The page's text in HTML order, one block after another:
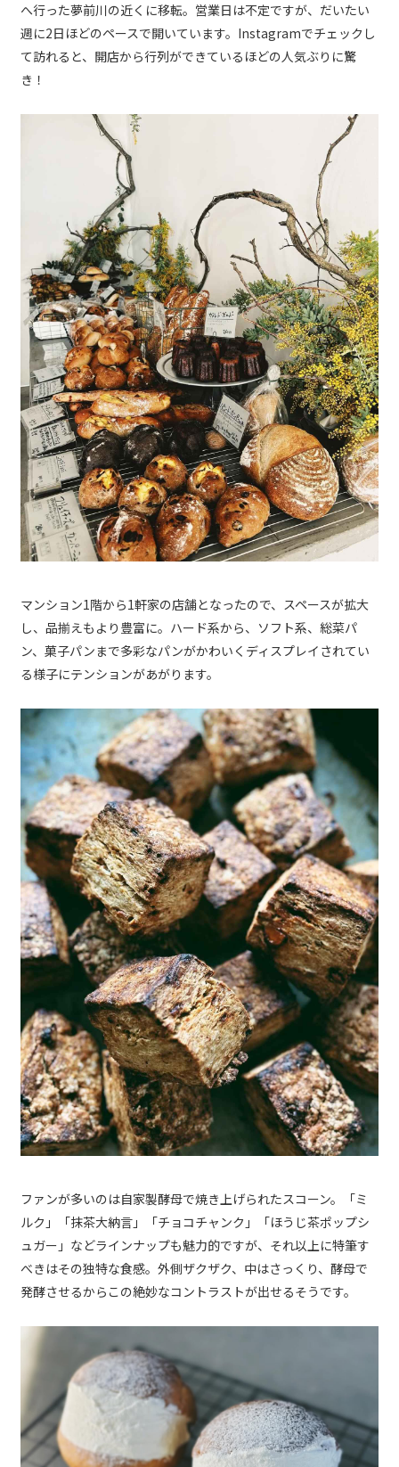
へ行った夢前川の近くに移転。営業日は不定ですが、だいたい
週に2日ほどのペースで開いています。Instagramでチェックし
て訪れると、開店から行列ができているほどの人気ぶりに驚
き！
マンション1階から1軒家の店舗となったので、スペースが拡大
し、品揃えもより豊富に。ハード系から、ソフト系、総菜パ
ン、菓子パンまで多彩なパンがかわいくディスプレイされてい
る様子にテンションがあがります。
ファンが多いのは自家製酵母で焼き上げられたスコーン。「ミ
ルク」「抹茶大納言」「チョコチャンク」「ほうじ茶ポップシ
ュガー」などラインナップも魅力的ですが、それ以上に特筆す
べきはその独特な食感。外側ザクザク、中はさっくり、酵母で
発酵させるからこの絶妙なコントラストが出せるそうです。